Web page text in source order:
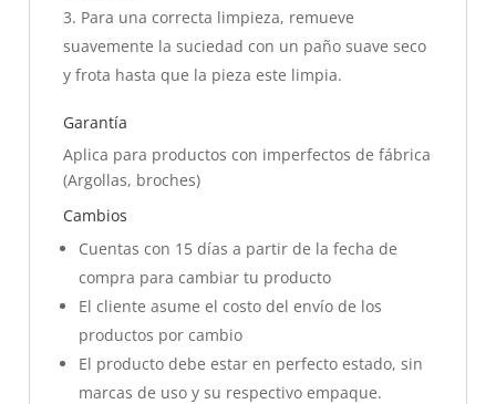
Para una correcta limpieza, remueve
suavemente la suciedad con un paño suave seco
y frota hasta que la pieza este limpia.
Garantía
Aplica para productos con imperfectos de fábrica
(Argollas, broches)
Cambios
Cuentas con 15 días a partir de la fecha de
compra para cambiar tu producto
El cliente asume el costo del envío de los
productos por cambio
El producto debe estar en perfecto estado, sin
marcas de uso y su respectivo empaque.